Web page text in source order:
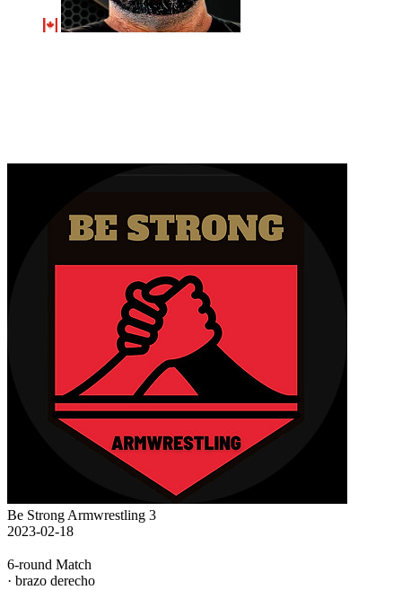
Be Strong Armwrestling 3
2023-02-18
6-round Match
· brazo derecho